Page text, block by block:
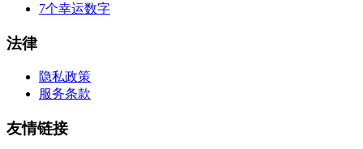
7个幸运数字
法律
隐私政策
服务条款
友情链接